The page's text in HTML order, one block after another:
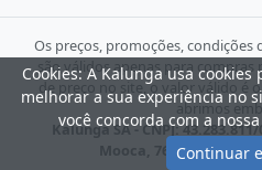
Os preços, promoções,
são válidos apenas para compras
de preço no site, o valor válido é
abrimos
Kalunga SA - CNPJ:
Mooca, 766 - São Paulo
Cookies: A Kalunga usa
melhorar a sua experiência no
você concorda com a nossa